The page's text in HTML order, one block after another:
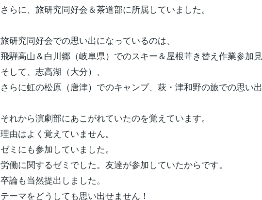
さらに、旅研究同好会＆茶道部に所属していました。
旅研究同好会での思い出になっているのは、
飛騨高山＆白川郷（岐阜県）でのスキー＆屋根葺き替え作業参加見
そして、志高湖（大分）、
さらに虹の松原（唐津）でのキャンプ、萩・津和野の旅での思い出
それから演劇部にあこがれていたのを覚えています。
理由はよく覚えていません。
ゼミにも参加していました。
労働に関するゼミでした。友達が参加していたからです。
卒論も当然提出しました。
テーマをどうしても思い出せません！